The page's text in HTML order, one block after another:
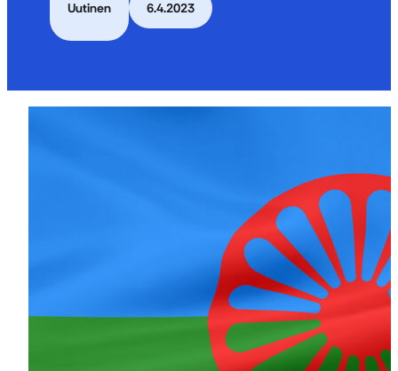
Uutinen 6.4.2023